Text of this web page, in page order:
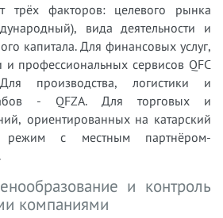
трёх факторов: целевого рынка
вида деятельности и
капитала. Для финансовых услуг,
и профессиональных сервисов QFC
Для производства, логистики и
- QFZA. Для торговых и
ориентированных на катарский
с местным партнёром-
и контроль
компаниями